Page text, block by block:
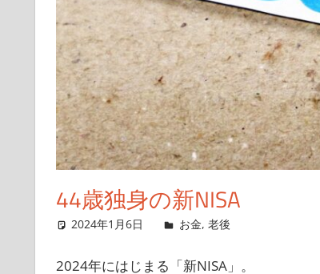
44歳独身の新NISA
2024年1月6日 singlelife65
お金, 老後
2024年にはじまる「新NISA」。